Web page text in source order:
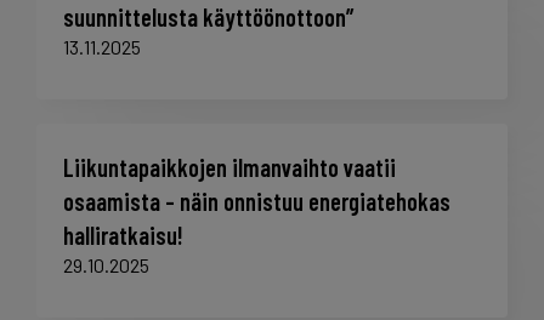
suunnittelusta käyttöönottoon”
13.11.2025
Liikuntapaikkojen ilmanvaihto vaatii
osaamista – näin onnistuu energiatehokas
halliratkaisu!
29.10.2025